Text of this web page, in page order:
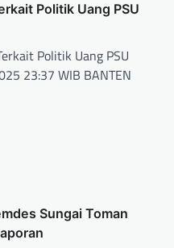
Politik Uang PSU
Politik Uang PSU
23:37 WIB BANTEN
Sungai Toman